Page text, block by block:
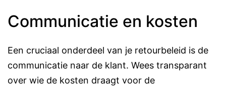
Communicatie en kosten
Een cruciaal onderdeel van je retourbeleid is de
communicatie naar de klant. Wees transparant
over wie de kosten draagt voor de